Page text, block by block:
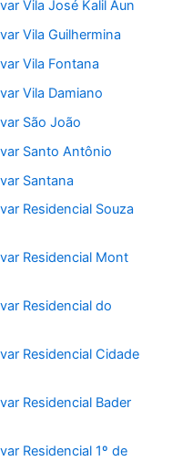
Vila José Kalil Aun
Vila Guilhermina
Vila Fontana
Vila Damiano
São João
Santo Antônio
Santana
Residencial Souza
Residencial Mont
Residencial do
Residencial Cidade
Residencial Bader
Residencial 1º de